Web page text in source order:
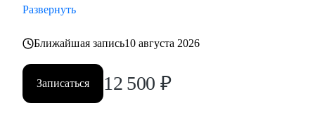
Руководителям и экспертам из отраслей и
• Промышленность и производство
• Нефтегаз и энергетика
• Строительство и девелопмент
• Товары повседневного спроса (FMCG) и дистрибуция
Развернуть
Ближайшая запись10 августа 2026
Записаться 12 500 ₽